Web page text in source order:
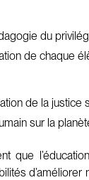
du
de chaque
de la
sur la
que